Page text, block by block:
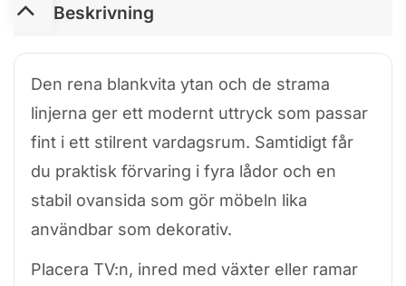
Beskrivning
Den rena blankvita ytan och de strama
linjerna ger ett modernt uttryck som passar
fint i ett stilrent vardagsrum. Samtidigt får
du praktisk förvaring i fyra lådor och en
stabil ovansida som gör möbeln lika
användbar som dekorativ.
Placera TV:n, inred med växter eller ramar